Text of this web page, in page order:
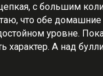
с большим
что обе
уровне.
характер. А над